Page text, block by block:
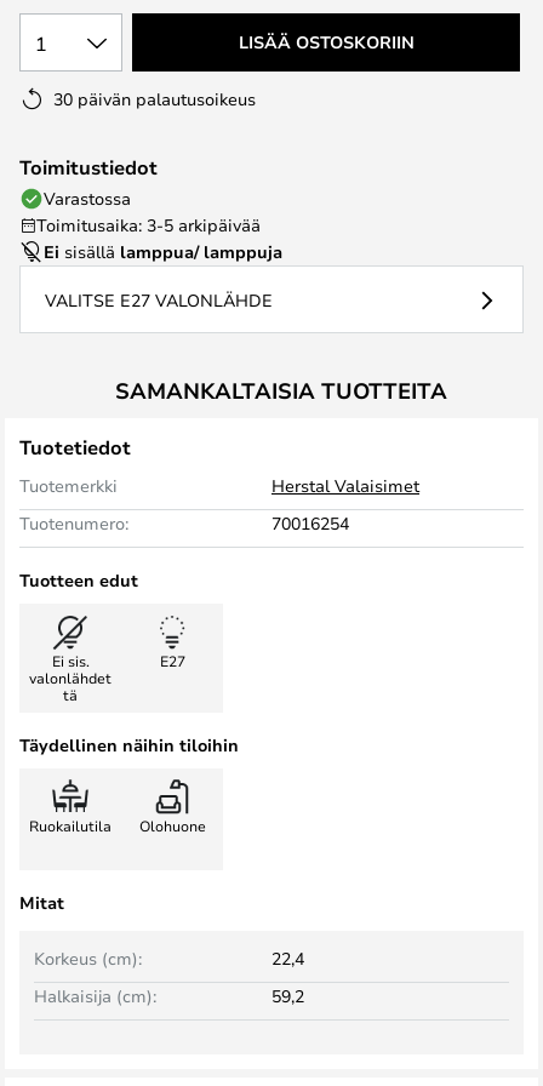
1 LISÄÄ OSTOSKORIIN
30 päivän palautusoikeus
Toimitustiedot
Varastossa
Toimitusaika: 3-5 arkipäivää
Ei sisällä lamppua/ lamppuja
VALITSE E27 VALONLÄHDE
SAMANKALTAISIA TUOTTEITA
Tuotetiedot
Tuotemerkki
Herstal Valaisimet
Tuotenumero:
70016254
Tuotteen edut
Ei sis.
valonlähdet
tä
E27
Täydellinen näihin tiloihin
Ruokailutila Olohuone
Mitat
Korkeus (cm):
22,4
Halkaisija (cm):
59,2